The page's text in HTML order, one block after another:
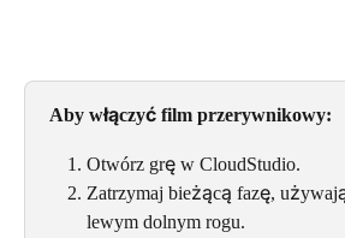
Aby włączyć film przerywnikowy:
Otwórz grę w CloudStudio.
Zatrzymaj bieżącą fazę,
lewym dolnym rogu.